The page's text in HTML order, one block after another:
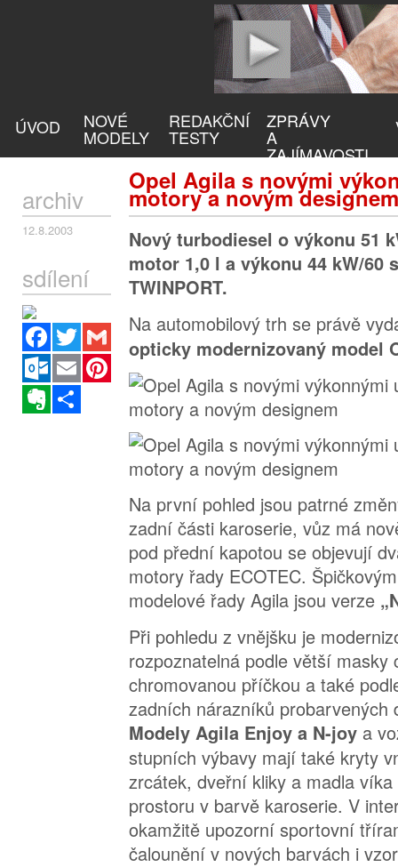
ÚVOD NOVÉ
MODELY
REDAKČNÍ
TESTY
ZPRÁVY
A
ZAJÍMAVOSTI
Opel Agila s novými
motory a novým designem
archiv
12.8.2003
sdílení
Facebook
Twitter
Gmail
Outlook.com
Email
Pinterest
Evernote
Nový turbodiesel o výkonu 51
motor 1,0 l a výkonu 44 kW/60
TWINPORT.
Na automobilový trh se právě
opticky modernizovaný model
Na první pohled jsou patrné
zadní části karoserie, vůz má
pod přední kapotou se objevují
motory řady ECOTEC.
modelové řady Agila jsou verze
Při pohledu z vnějšku je
rozpoznatelná podle větší masky
chromovanou příčkou a také
zadních nárazníků probarvených
Modely Agila Enjoy a N-joy a
stupních výbavy mají také kryty
zrcátek, dveřní kliky a madla
prostoru v barvě karoserie. V
okamžitě upozorní sportovní
čalounění v nových barvách i